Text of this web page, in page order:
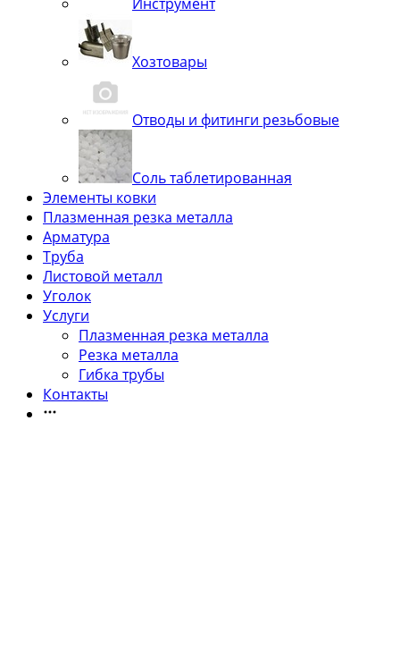
Хозтовары
Отводы и фитинги резьбовые
Соль таблетированная
Элементы ковки
Плазменная резка металла
Арматура
Труба
Листовой металл
Уголок
Услуги
Плазменная резка металла
Резка металла
Гибка трубы
Контакты